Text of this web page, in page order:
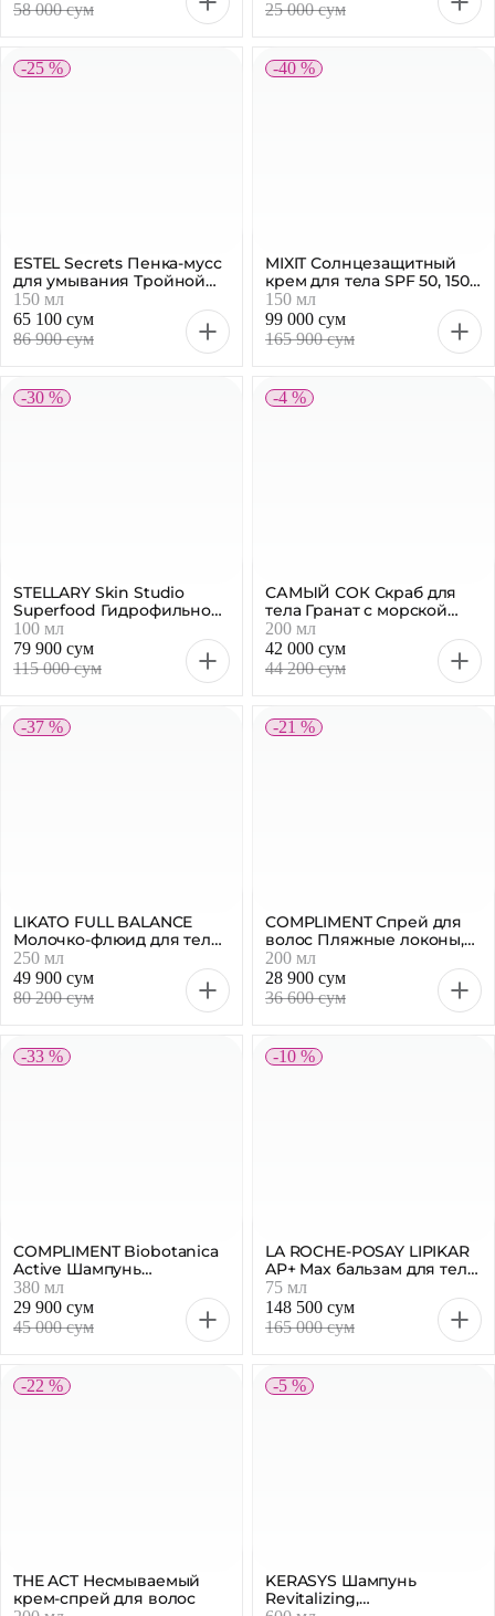
для умывания Тройной
эффект, 150 мл
150 мл
65 100 сум
86 900 сум
крем для тела SPF 50, 150
мл
150 мл
99 000 сум
165 900 сум
Superfood Гидрофильное
масло, 100 мл
100 мл
79 900 сум
115 000 сум
тела Гранат с морской
солью, 200 мл
200 мл
42 000 сум
44 200 сум
Молочко-флюид для тела
увлажняющее, 250 мл
250 мл
49 900 сум
80 200 сум
волос Пляжные локоны,
200 мл
200 мл
28 900 сум
36 600 сум
Active Шампунь
мицеллярный 7 масел
для поврежденных и
секущихся волос 380 мл
380 мл
29 900 сум
45 000 сум
AP+ Max бальзам для тела,
75 мл
75 мл
148 500 сум
165 000 сум
крем-спрей для волос
200 мл
Revitalizing,
восстановление и
600 мл